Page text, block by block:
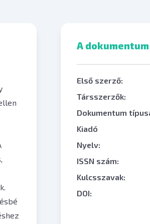
A
Első szerző:
Társszerzők:
Dokumentum
Kiadó
Nyelv:
ISSN szám:
Kulcsszavak:
DOI: